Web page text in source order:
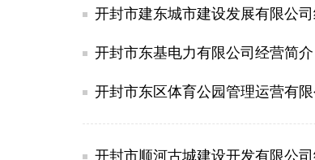
开封市建东城市建设发展有限公
开封市东基电力有限公司经营简介
开封市东区体育公园管理运营有
开封市顺河古城建设开发有限公